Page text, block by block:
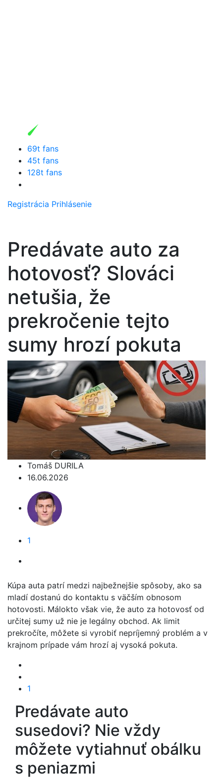
69t fans
45t fans
128t fans
Registrácia Prihlásenie
Predávate auto za
hotovosť? Slováci
netušia, že
prekročenie tejto
sumy hrozí pokuta
Tomáš DURILA
16.06.2026
1
Kúpa auta patrí medzi najbežnejšie spôsoby, ako sa
mladí dostanú do kontaktu s väčším obnosom
hotovosti. Málokto však vie, že auto za hotovosť od
určitej sumy už nie je legálny obchod. Ak limit
prekročíte, môžete si vyrobiť nepríjemný problém a v
krajnom prípade vám hrozí aj vysoká pokuta.
1
Predávate auto
susedovi? Nie vždy
môžete vytiahnuť obálku
s peniazmi